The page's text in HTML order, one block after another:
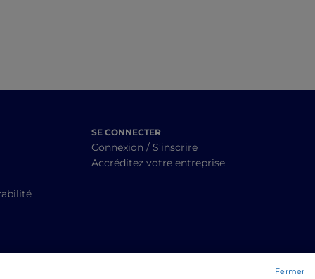
SE CONNECTER
Connexion / S’inscrire
Accréditez votre entreprise
Fermer